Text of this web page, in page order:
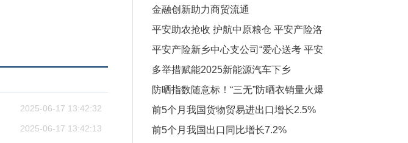
2025-06-17 13:42:32
2025-06-17 13:42:13
金融创新助力商贸流通
平安助农抢收 护航中原粮仓 平安产险洛
阳中心支公司携手农机公司开展小麦风险
减量行动
平安产险新乡中心支公司“爱心送考 平安
相伴”活动圆满收官
多举措赋能2025新能源汽车下乡
防晒指数随意标！“三无”防晒衣销量火爆
总台《财经调查》曝光
前5个月我国货物贸易进出口增长2.5%
前5个月我国出口同比增长7.2%